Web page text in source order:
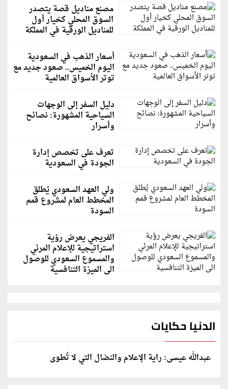
مصنع مناديل قصة يتصدر
السوق المحلي كخيار أول
للمناديل الورقية في المملكة
أسعار الذهب في السعودية
اليوم الخميس.. صعود جديد مع
توتر الأسواق العالمية
دليل السفر إلى الوجهات
السياحية المشهورة: نصائح
وأسرار
تعرف على تخصص إدارة
الجودة في السعودية
ولي العهد السعودي يُطلق
المخطط العام لمشروع قمم
السودة
الفريجي يعرض رؤية
استراتيجية للإعلام المرئي
والمسموع السعودي للوصول
الى الميزة التنافسية
الدنيا حكايات
عبدالله عيسى: راية الإعلام والنضال التي لا تُطوى